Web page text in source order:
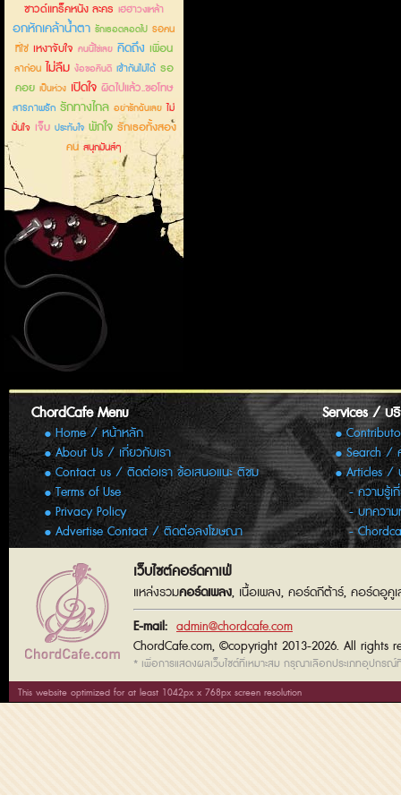
ซาวด์แทร็คหนัง ละคร เฮฮาวงเหล้า
อกหักเคล้าน้ำตา รักเธอตลอดไป รอคน
ที่ใช่ เหงาจับใจ คนนี้ใช่เลย คิดถึง เพื่อน
ลาก่อน ไม่ลืม ง้อขอคืนดี เข้ากันไม่ได้ รอ
คอย เป็นห่วง เปิดใจ ผิดไปแล้ว..ขอโทษ
สารภาพรัก รักทางไกล อย่ารักฉันเลย ไม่
มั่นใจ เจ็บ ประทับใจ พักใจ รักเธอทั้งสอง
คน สนุกมันส์ๆ
ChordCafe Menu
Home / หน้าหลัก
About Us / เกี่ยวกับเรา
Contact us / ติดต่อเรา ข้อเสนอแนะ ติชม
Terms of Use
Privacy Policy
Advertise Contact / ติดต่อลงโฆษณา
Services / บ
Search /
Articles /
ความรู้
บทความ
เว็บไซต์คอร์ดคาเฟ่
แหล่งรวมคอร์ดเพลง, เนื้อเพลง, คอร์ดกีต้าร์, คอร์ดอูคู
E-mail: admin@chordcafe.com
ChordCafe.com, ©copyright 2013-2026. All rights
* เพื่อการแสดงผลเว็บไซต์ที่เหมาะสม กรุณาเลือกประเภทอุปกรณ์
This website optimized for at least 1042px x 768px screen resolution